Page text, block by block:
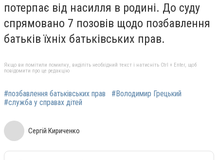
потерпає від насилля в родині. До суду
спрямовано 7 позовів щодо позбавлення
батьків їхніх батьківських прав.
Якщо ви помітили помилку, виділіть необхідний текст і натисніть Ctrl + Enter, щоб
повідомити про це редакцію
#позбавлення батьківських прав
#Володимир Грецький
#служба у справах дітей
Сергій Кириченко